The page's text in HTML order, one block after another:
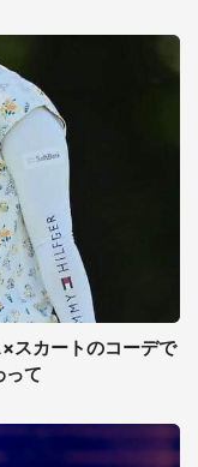
スカートのコーデで
って